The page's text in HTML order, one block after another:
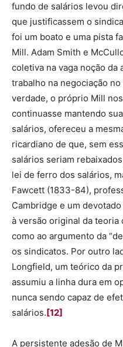
fundo de salários levou
que justificassem o
foi um boato e uma pista
Mill. Adam Smith e
coletiva na vaga noção da
trabalho na negociação
verdade, o próprio Mill
continuasse mantendo
salários, ofereceu a
ricardiano de que, sem
salários seriam
lei de ferro dos salários,
Fawcett (1833-84),
Cambridge e um
à versão original da teoria
como ao argumento da
os sindicatos. Por outro
Longfield, um teórico da
assumiu a linha dura em
nunca sendo capaz de
salários.[12]
A persistente adesão de